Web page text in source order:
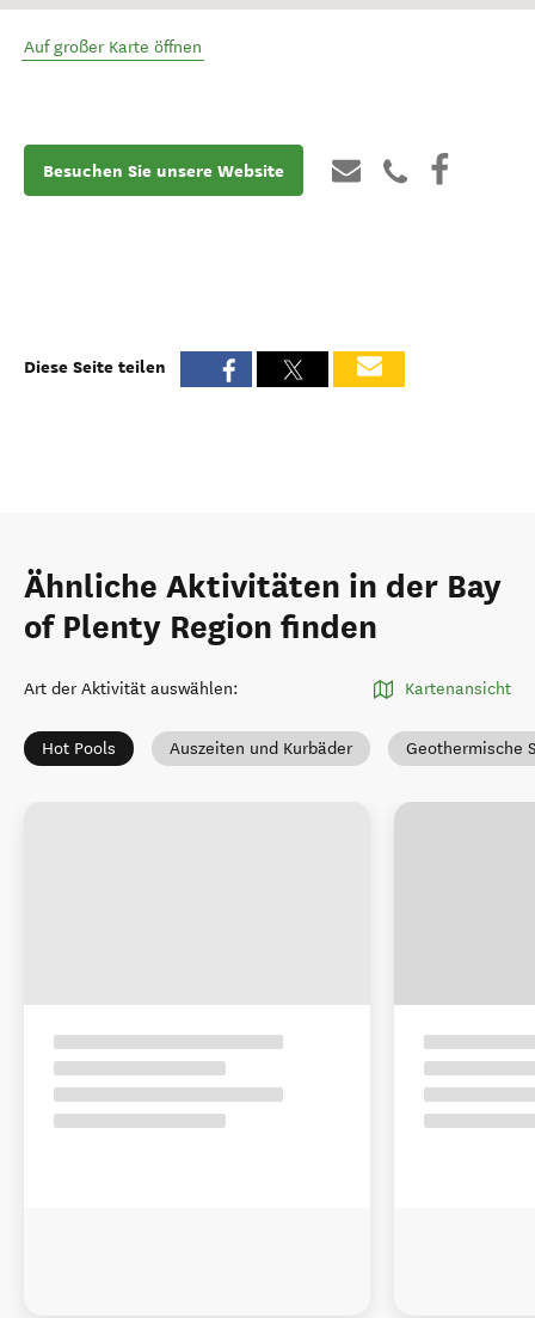
Auf großer Karte öffnen
Besuchen Sie unsere Website
Diese Seite teilen
Ähnliche Aktivitäten in der Bay
of Plenty Region finden
Art der Aktivität auswählen: Kartenansicht
Hot Pools Auszeiten und Kurbäder Geothermische